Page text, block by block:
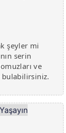
şeyler mi
serin
ve
bulabilirsiniz.